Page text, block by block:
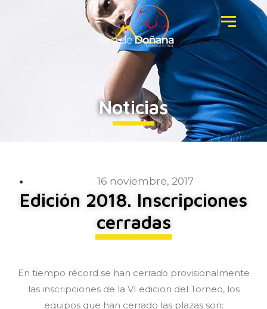
Noticias
16 noviembre, 2017
Edición 2018. Inscripciones
cerradas
En tiempo récord se han cerrado provisionalmente
las inscripciones de la VI edicion del Torneo, los
equipos que han cerrado las plazas son: